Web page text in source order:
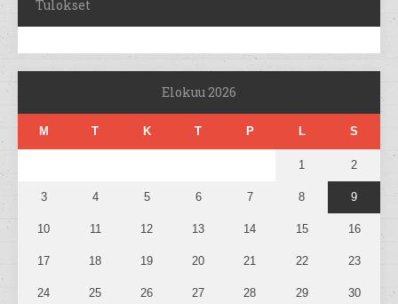
Tulokset
Elokuu 2026
M T K T P L S
1 2
3 4 5 6 7 8 9
10 11 12 13 14 15 16
17 18 19 20 21 22 23
24 25 26 27 28 29 30